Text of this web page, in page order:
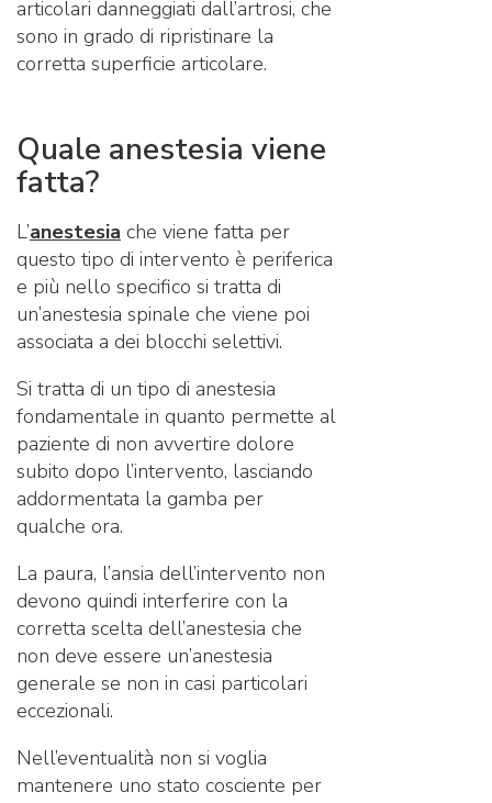
articolari danneggiati dall’artrosi, che
sono in grado di ripristinare la
corretta superficie articolare.
Quale anestesia viene
fatta?
L’anestesia che viene fatta per
questo tipo di intervento è periferica
e più nello specifico si tratta di
un’anestesia spinale che viene poi
associata a dei blocchi selettivi.
Si tratta di un tipo di anestesia
fondamentale in quanto permette al
paziente di non avvertire dolore
subito dopo l’intervento, lasciando
addormentata la gamba per
qualche ora.
La paura, l’ansia dell’intervento non
devono quindi interferire con la
corretta scelta dell’anestesia che
non deve essere un’anestesia
generale se non in casi particolari
eccezionali.
Nell’eventualità non si voglia
mantenere uno stato cosciente per